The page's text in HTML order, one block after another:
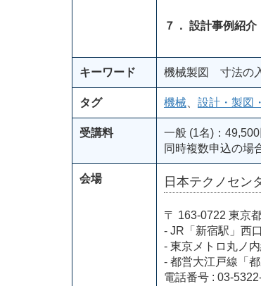
７． 設計事例紹介
キーワード 機械製図 寸法の
タグ 機械 設計・製図
受講料
一般 (1名)：
同時複数申込の場
会場 日本テクノセン
〒 163-0722 東京
- JR「新宿駅」西
- 東京メトロ丸ノ
- 都営大江戸線「
電話番号 : 03-